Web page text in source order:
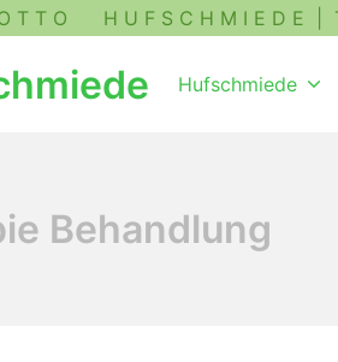
T O H U F S C H M I E D E | T
Hufschmiede
Behandlung